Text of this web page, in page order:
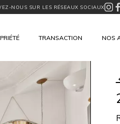
NOUS SUR LES RÉSEAUX SOCIAUX
TRANSACTION NOS